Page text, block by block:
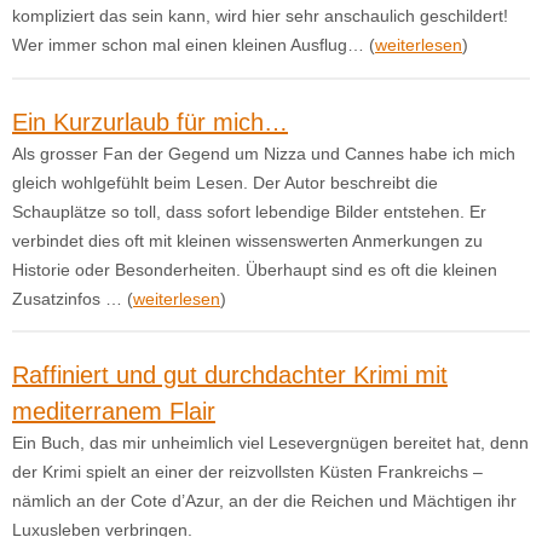
kompliziert das sein kann, wird hier sehr anschaulich geschildert!
Wer immer schon mal einen kleinen Ausflug… (weiterlesen)
Ein Kurzurlaub für mich…
Als grosser Fan der Gegend um Nizza und Cannes habe ich mich
gleich wohlgefühlt beim Lesen. Der Autor beschreibt die
Schauplätze so toll, dass sofort lebendige Bilder entstehen. Er
verbindet dies oft mit kleinen wissenswerten Anmerkungen zu
Historie oder Besonderheiten. Überhaupt sind es oft die kleinen
Zusatzinfos … (weiterlesen)
Raffiniert und gut durchdachter Krimi mit
mediterranem Flair
Ein Buch, das mir unheimlich viel Lesevergnügen bereitet hat, denn
der Krimi spielt an einer der reizvollsten Küsten Frankreichs –
nämlich an der Cote d’Azur, an der die Reichen und Mächtigen ihr
Luxusleben verbringen.